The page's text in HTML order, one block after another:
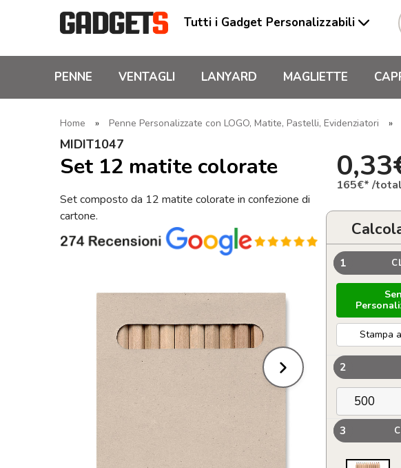
Tutti i Gadget Personalizzabili
PENNE VENTAGLI LANYARD MAGLIETTE
Home » Penne Personalizzate con LOGO, Matite, Pastelli, Evidenziatori »
MIDIT1047
Set 12 matite colorate
Set composto da 12 matite colorate in confezione di
cartone.
165€* /
1
Stampa
2
3